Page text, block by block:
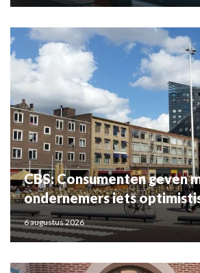
CBS: Consumenten geven
ondernemers iets
6 augustus 2026